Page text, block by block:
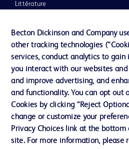
Littérature
Notre entreprise
Éthique et conformité
Nous contacter
Préférences en matière de cookies
Becton Dickinson and Company
other tracking technologies
services, conduct analytics to gain
you interact with our websites and
and improve advertising, and
and functionality. You can opt out
Cookies by clicking “Reject
change or customize your
Privacy Choices link at the bottom
site. For more information, please